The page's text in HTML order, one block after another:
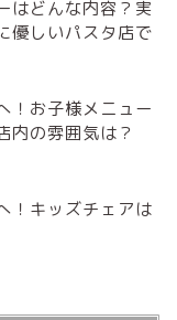
はどんな内容？実
優しいパスタ店で
！お子様メニュー
内の雰囲気は？
！キッズチェアは